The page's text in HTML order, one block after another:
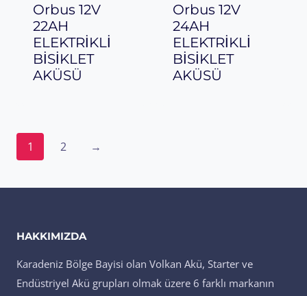
Orbus 12V
22AH
ELEKTRİKLİ
BİSİKLET
AKÜSÜ
Orbus 12V
24AH
ELEKTRİKLİ
BİSİKLET
AKÜSÜ
1 2 →
HAKKIMIZDA
Karadeniz Bölge Bayisi olan Volkan Akü, Starter ve
Endüstriyel Akü grupları olmak üzere 6 farklı markanın